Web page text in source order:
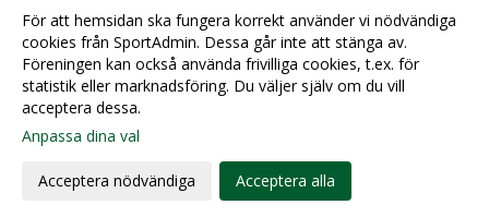
HEMMAPREMIÄR, ALVIK MÖTER EOS
2023-10-21 08:18
2023-09-27 16:31
2023-09-01 11:20
inställningar
Webbversion
För att hemsidan ska fungera korrekt använder vi nödvändiga
cookies från SportAdmin. Dessa går inte att stänga av.
Föreningen kan också använda frivilliga cookies, t.ex. för
statistik eller marknadsföring. Du väljer själv om du vill
acceptera dessa.
Anpassa dina val
Acceptera nödvändiga Acceptera alla